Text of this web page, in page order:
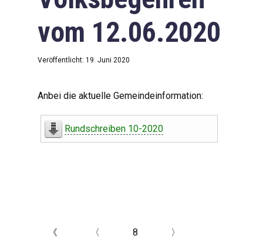
vom 12.06.2020
Veröffentlicht: 19. Juni 2020
Anbei die aktuelle Gemeindeinformation:
Rundschreiben 10-2020
《 〈 8 〉